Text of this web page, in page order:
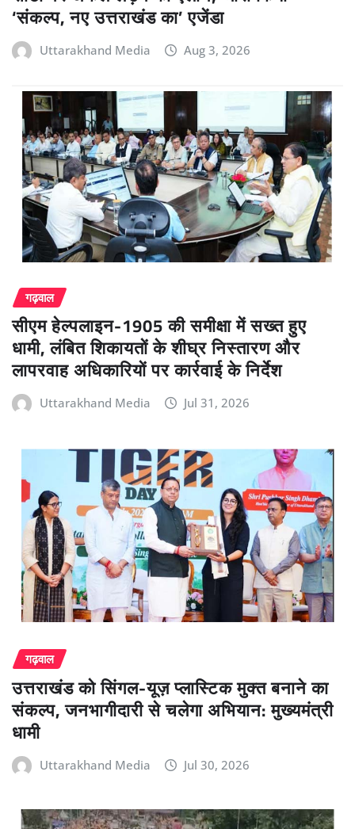
‘संकल्प, नए उत्तराखंड का’ एजेंडा
Uttarakhand Media Aug 3, 2026
गढ़वाल
सीएम हेल्पलाइन-1905 की समीक्षा में सख्त हुए
धामी, लंबित शिकायतों के शीघ्र निस्तारण और
लापरवाह अधिकारियों पर कार्रवाई के निर्देश
Uttarakhand Media Jul 31, 2026
गढ़वाल
उत्तराखंड को सिंगल-यूज़ प्लास्टिक मुक्त बनाने का
संकल्प, जनभागीदारी से चलेगा अभियान: मुख्यमंत्री
धामी
Uttarakhand Media Jul 30, 2026